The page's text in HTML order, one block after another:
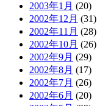
2003年1月 (20)
2002年12月 (31)
2002年11月 (28)
2002年10月 (26)
2002年9月 (29)
2002年8月 (17)
2002年7月 (26)
2002年6月 (20)